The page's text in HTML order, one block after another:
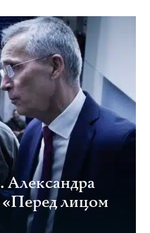
Александра
лицом